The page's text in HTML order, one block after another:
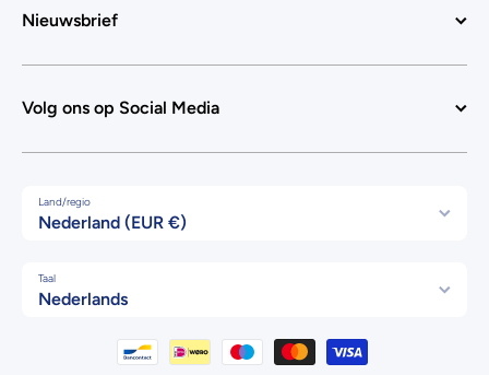
Nieuwsbrief
Volg ons op Social Media
Land/regio
Nederland (EUR €)
Taal
Nederlands
Betaalmethodes